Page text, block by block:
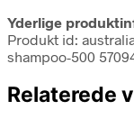
Yderlige
Produkt id:
shampoo-500
Relaterede